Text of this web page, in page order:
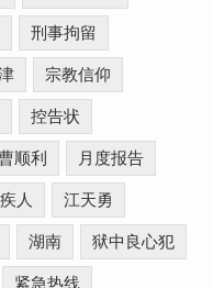
刑事拘留
宗教信仰
控告状
顺利 月度报告
人 江天勇
湖南 狱中良心犯